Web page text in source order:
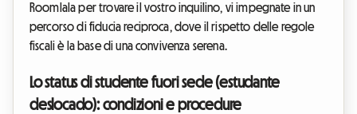
Roomlala per trovare il vostro inquilino, vi impegnate in un
percorso di fiducia reciproca, dove il rispetto delle regole
fiscali è la base di una convivenza serena.
Lo status di studente fuori sede (estudante
deslocado): condizioni e procedure